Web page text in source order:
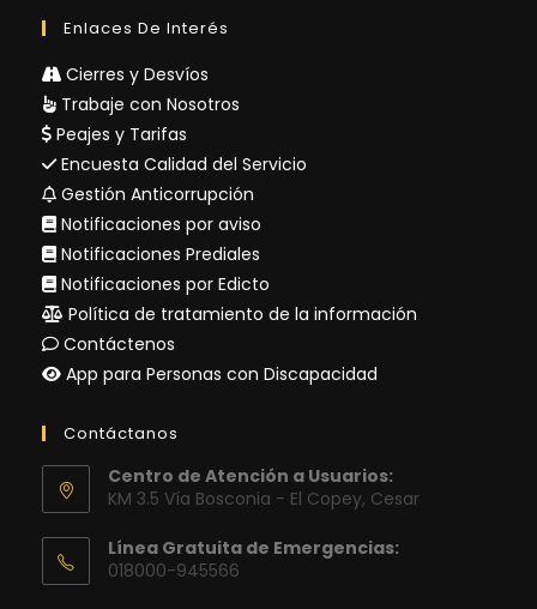
Enlaces De Interés
Cierres y Desvíos
Trabaje con Nosotros
Peajes y Tarifas
Encuesta Calidad del Servicio
Gestión Anticorrupción
Notificaciones por aviso
Notificaciones Prediales
Notificaciones por Edicto
Política de tratamiento de la información
Contáctenos
App para Personas con Discapacidad
Contáctanos
Centro de Atención a Usuarios:
KM 3.5 Vía Bosconia - El Copey, Cesar
Línea Gratuita de Emergencias:
018000-945566